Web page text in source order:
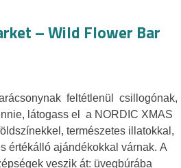
– Wild Flower Bar
feltétlenül csillogónak,
látogass el a NORDIC XMAS
természetes illatokkal,
értékálló ajándékokkal várnak. A
veszik át: üvegbúrába